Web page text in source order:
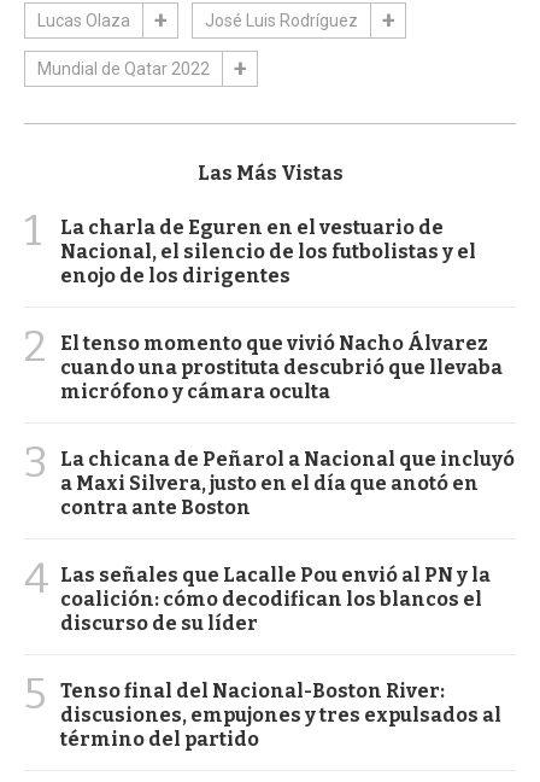
Lucas Olaza José Luis Rodríguez
Mundial de Qatar 2022
Las Más Vistas
1
La charla de Eguren en el vestuario de
Nacional, el silencio de los futbolistas y el
enojo de los dirigentes
2
El tenso momento que vivió Nacho Álvarez
cuando una prostituta descubrió que llevaba
micrófono y cámara oculta
3
La chicana de Peñarol a Nacional que incluyó
a Maxi Silvera, justo en el día que anotó en
contra ante Boston
4 Las señales que Lacalle Pou envió al PN y la
coalición: cómo decodifican los blancos el
discurso de su líder
5
Tenso final del Nacional-Boston River:
discusiones, empujones y tres expulsados al
término del partido